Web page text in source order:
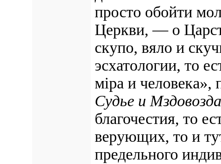
просто обойти
Церкви, — о
скупо, вяло и
эсхатологии, то
мiра и человека»,
Судье и
благочестия, то
верующих, то и
предельного